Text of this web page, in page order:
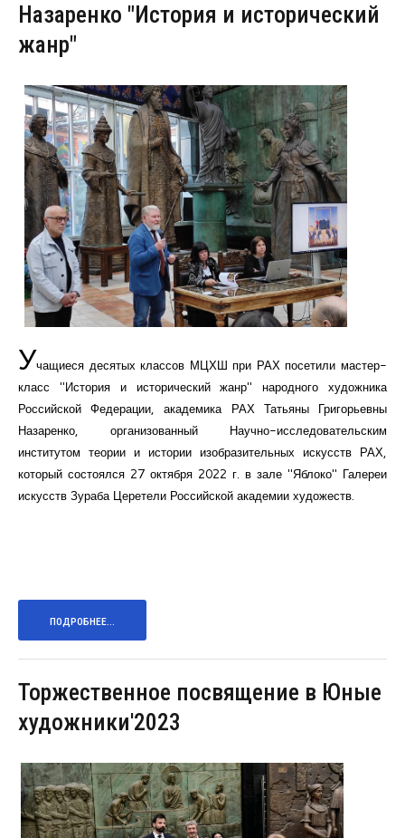
Назаренко "История и исторический
жанр"
Учащиеся десятых классов МЦХШ при РАХ посетили мастер-
класс "История и исторический жанр" народного художника
Российской Федерации, академика РАХ Татьяны Григорьевны
Назаренко, организованный Научно-исследовательским
институтом теории и истории изобразительных искусств РАХ,
который состоялся 27 октября 2022 г. в зале "Яблоко" Галереи
искусств Зураба Церетели Российской академии художеств.
ПОДРОБНЕЕ...
Торжественное посвящение в Юные
художники'2023